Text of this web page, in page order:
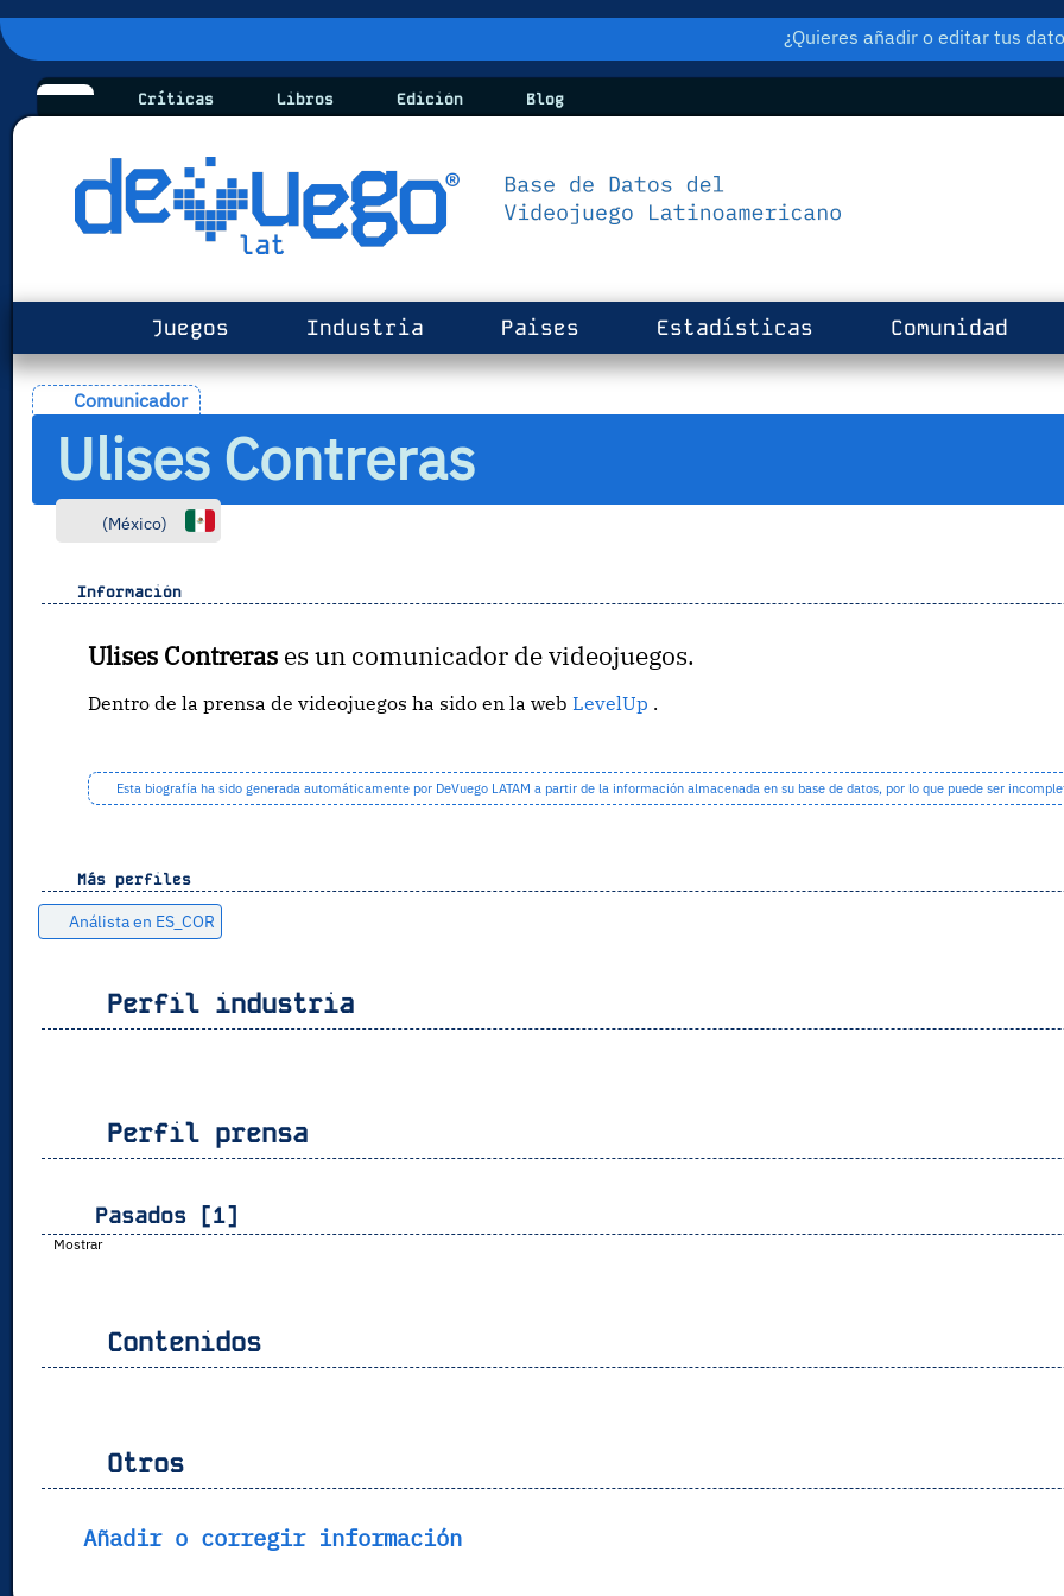
¿Quieres añadir o editar tus
Críticas Libros Edición Blog
Juegos Industria Paises Estadísticas Comunidad
Comunicador
Ulises Contreras
(México)
Información
Ulises Contrerases un comunicador de videojuegos.
Dentro de la prensa de videojuegos ha sido en la web LevelUp .
Esta biografía ha sido generada automáticamente por DeVuego LATAM a partir de la información almacenada en su base de datos, por lo que puede ser
Más perfiles
Análista en ES_COR
Perfil industria
Perfil prensa
Pasados [1]
Mostrar
Contenidos
Otros
Añadir o corregir información